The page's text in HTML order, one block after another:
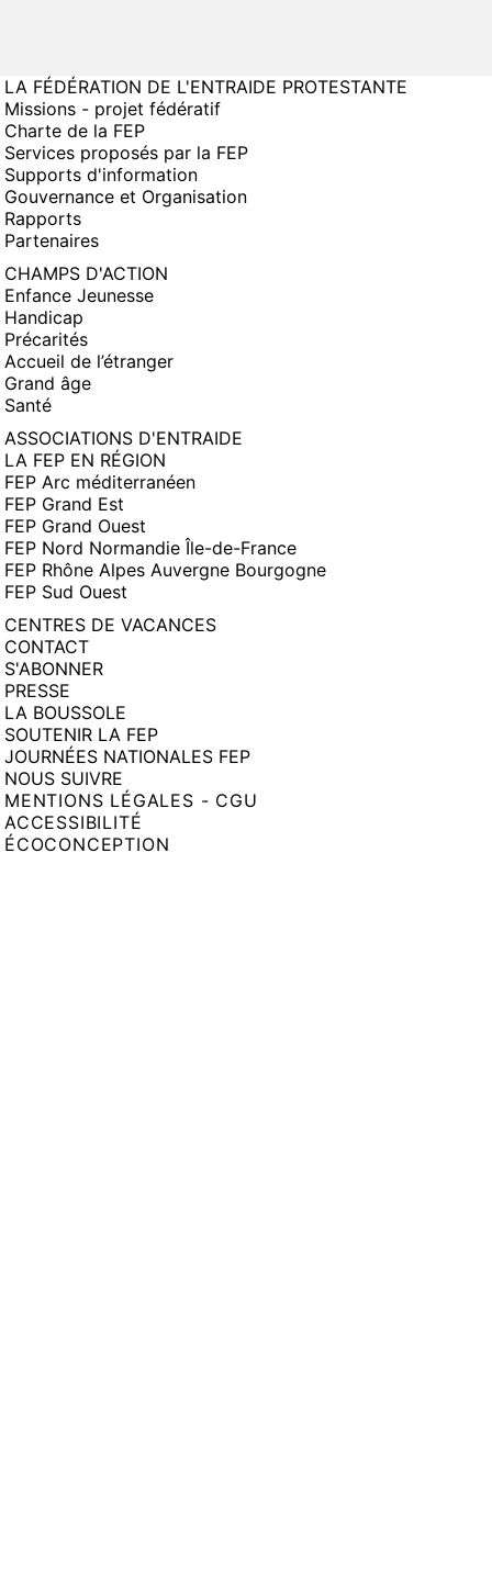
LA FÉDÉRATION DE L'ENTRAIDE PROTESTANTE
Missions - projet fédératif
Charte de la FEP
Services proposés par la FEP
Supports d'information
Gouvernance et Organisation
Rapports
Partenaires
CHAMPS D'ACTION
Enfance Jeunesse
Handicap
Précarités
Accueil de l’étranger
Grand âge
Santé
ASSOCIATIONS D'ENTRAIDE
LA FEP EN RÉGION
FEP Arc méditerranéen
FEP Grand Est
FEP Grand Ouest
FEP Nord Normandie Île-de-France
FEP Rhône Alpes Auvergne Bourgogne
FEP Sud Ouest
CENTRES DE VACANCES
CONTACT
S'ABONNER
PRESSE
LA BOUSSOLE
SOUTENIR LA FEP
JOURNÉES NATIONALES FEP
NOUS SUIVRE
MENTIONS LÉGALES - CGU
ACCESSIBILITÉ
ÉCOCONCEPTION